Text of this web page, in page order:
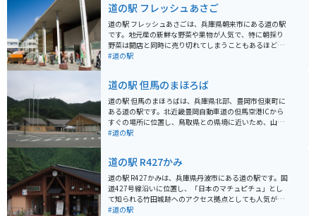
道の駅 フレッシュあさご
道の駅 フレッシュあさごは、兵庫県朝来市にある道の駅
です。地元産の新鮮な野菜や果物が人気で、特に朝採り
野菜は開店と同時に売り切れてしまうこともあるほどで
す。 レストランでは、地元産の食材を使った料理が楽し
駐車場が完備されているので安心です。また、周辺には
竹田城跡などの観光スポットも点在しており、ツーリン
グの拠点としても最適です。 道の駅 フレッシュあさご
は、地元の美味しいものを堪能できるのはもちろんのこ
と、周辺の観光も楽しめるスポットです。
#道の駅
道の駅 但馬のまほろば
道の駅 但馬のまほろばは、兵庫県北部、豊岡市但東町に
ある道の駅です。北近畿豊岡自動車道の但馬空港ICから
すぐの場所に位置し、鳥取県との県境に近いため、山陰
地方へのアクセスにも便利です。 地元の新鮮な野菜や但
は、日本の滝百選に選ばれた「猿尾滝」、高さ約40mか
ら落下する雄大な「天滝」などの観光スポットがありま
す。 バイクで訪れる際は、道の駅から続く県道702号線
がおすすめです。緑豊かな山間部を走るワインディング
ロードで、ツーリングにも最適です。但馬牛バーガーや
#道の駅
道の駅 R427かみ
道の駅 R427かみは、兵庫県丹波市にある道の駅です。国
道427号線沿いに位置し、「日本のマチュピチュ」とし
て知られる竹田城跡へのアクセス拠点としても人気があ
ります。 地元の新鮮な野菜や特産品を販売する直売所が
#道の駅